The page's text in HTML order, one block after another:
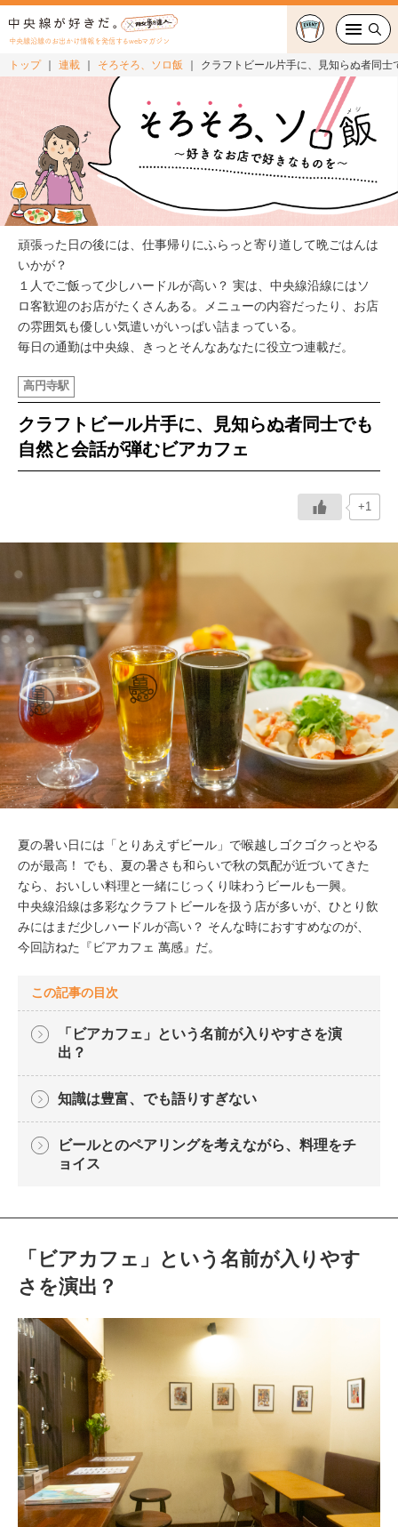
中央線沿線のお出かけ情報を発信するwebマガジン
グルメ・カフェ
スイーツ・テイクアウト
おでかけ
ショッピング
中央線カルチャー
特集
連載
中央線フェス
イベント情報
トップ 連載 そろそろ、ソロ飯 クラフトビール片手に、見知らぬ者同
頑張った日の後には、仕事帰りにふらっと寄り道して晩ごはんは
いかが？
１人でご飯って少しハードルが高い？ 実は、中央線沿線にはソ
ロ客歓迎のお店がたくさんある。メニューの内容だったり、お店
の雰囲気も優しい気遣いがいっぱい詰まっている。
毎日の通勤は中央線、きっとそんなあなたに役立つ連載だ。
高円寺駅
クラフトビール片手に、見知らぬ者同士でも
自然と会話が弾むビアカフェ
+1
夏の暑い日には「とりあえずビール」で喉越しゴクゴクっとやる
のが最高！ でも、夏の暑さも和らいで秋の気配が近づいてきた
なら、おいしい料理と一緒にじっくり味わうビールも一興。
中央線沿線は多彩なクラフトビールを扱う店が多いが、ひとり飲
みにはまだ少しハードルが高い？ そんな時におすすめなのが、
今回訪ねた『ビアカフェ 萬感』だ。
この記事の目次
「ビアカフェ」という名前が入りやすさを演
出？
知識は豊富、でも語りすぎない
ビールとのペアリングを考えながら、料理をチ
ョイス
「ビアカフェ」という名前が入りやす
さを演出？